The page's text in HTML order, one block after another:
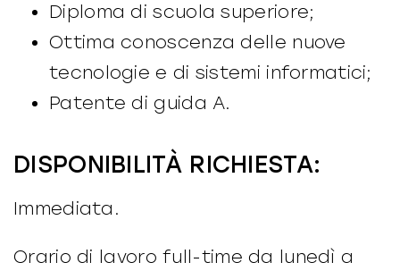
Diploma di scuola superiore;
Ottima conoscenza delle nuove
tecnologie e di sistemi informatici;
Patente di guida A.
DISPONIBILITÀ RICHIESTA:
Immediata.
Orario di lavoro full-time da lunedì a